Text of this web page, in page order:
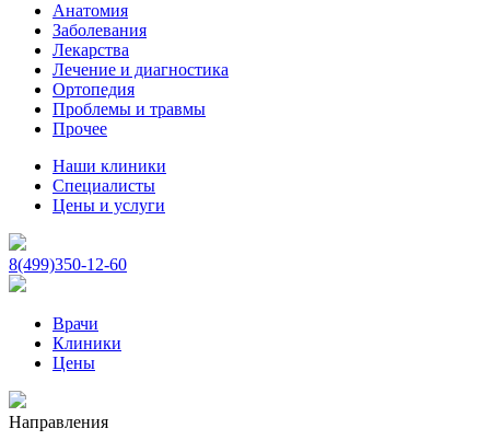
Анатомия
Заболевания
Лекарства
Лечение и диагностика
Ортопедия
Проблемы и травмы
Прочее
Наши клиники
Специалисты
Цены и услуги
8(499)350-12-60
Врачи
Клиники
Цены
Направления